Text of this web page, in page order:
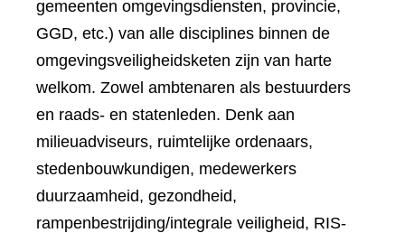
gemeenten omgevingsdiensten, provincie,
GGD, etc.) van alle disciplines binnen de
omgevingsveiligheidsketen zijn van harte
welkom. Zowel ambtenaren als bestuurders
en raads- en statenleden. Denk aan
milieuadviseurs, ruimtelijke ordenaars,
stedenbouwkundigen, medewerkers
duurzaamheid, gezondheid,
rampenbestrijding/integrale veiligheid, RIS-